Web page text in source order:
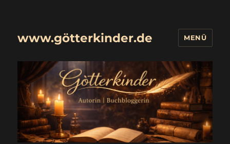
www.götterkinder.de MENÜ